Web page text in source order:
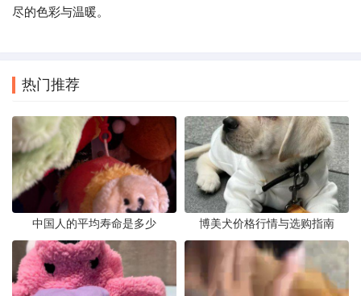
尽的色彩与温暖。
热门推荐
中国人的平均寿命是多少 博美犬价格行情与选购指南